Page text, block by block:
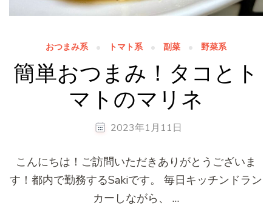
おつまみ系 トマト系 副菜 野菜系
簡単おつまみ！タコとト
マトのマリネ
2023年1月11日
こんにちは！ご訪問いただきありがとうございま
す！都内で勤務するSakiです。 毎日キッチンドラン
カーしながら、 …